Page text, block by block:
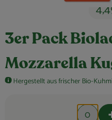
Haus, Garten & Co.
So geht’s
3er Pack
Mozzarella
Hergestellt aus frischer Bio-